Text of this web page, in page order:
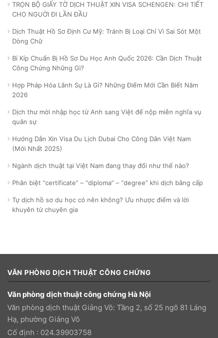
TRỌN BỘ GIẤY TỜ DỊCH THUẬT XIN VISA SCHENGEN: CHI TIẾT
CHO NGUỜI ĐI LẦN ĐẦU
Dịch Thuật Hồ Sơ Định Cư Mỹ: Tránh Bị Loại Chỉ Vì Sai Sót Một
Dòng Chữ
Bí Kíp Chuẩn Bị Hồ Sơ Du Học Anh Quốc 2026: Cần Dịch Thuật
Công Chứng Những Gì?
Hợp Pháp Hóa Lãnh Sự Là Gì? Những Điểm Mới Cần Biết Năm
2026
Dịch thư mời nhập học từ Anh sang Việt để nộp miễn nghĩa vụ
quân sự
Hướng Dẫn Xin Visa Du Lịch Dubai Cho Công Dân Việt Nam
(Mới Nhất 2025)
Ngành dịch thuật tại Việt Nam đang thay đổi như thế nào?
Phân biệt “certificate” – “diploma” – “degree” khi dịch bằng cấp
Tự dịch hồ sơ du học có nên không? Ưu nhược điểm và lời
khuyên từ chuyên gia
VĂN PHÒNG DỊCH THUẬT CÔNG CHỨNG
Văn phòng dịch thuật công chứng Hà Nội
Văn phòng dịch thuật Giảng Võ: Tầng 2, số 25 ngõ 81 Láng
Hạ, phường Giảng Võ
Cố định : 024.39903758